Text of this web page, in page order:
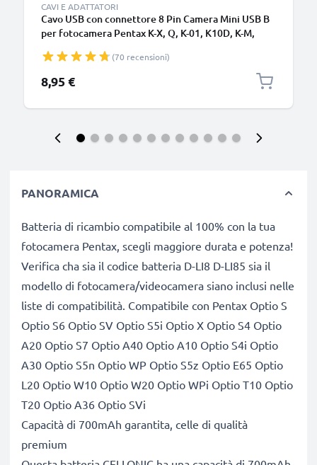
CAVI E ADATTATORI
Cavo USB con connettore 8 Pin Camera Mini USB B
per fotocamera Pentax K-X, Q, K-01, K10D, K-M,
dati in piacevole PVC nero
(70 recensioni)
8,95 €
PANORAMICA
Batteria di ricambio compatibile al 100% con la tua
fotocamera Pentax, scegli maggiore durata e potenza!
Verifica cha sia il codice batteria D-LI8 D-LI85 sia il
modello di fotocamera/videocamera siano inclusi nelle
liste di compatibilità. Compatibile con Pentax Optio S
Optio S6 Optio SV Optio S5i Optio X Optio S4 Optio
A20 Optio S7 Optio A40 Optio A10 Optio S4i Optio
A30 Optio S5n Optio WP Optio S5z Optio E65 Optio
L20 Optio W10 Optio W20 Optio WPi Optio T10 Optio
T20 Optio A36 Optio SVi
Capacità di 700mAh garantita, celle di qualità
premium